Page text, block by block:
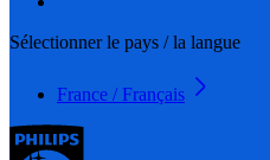
Sélectionner le pays / la langue
France / Français